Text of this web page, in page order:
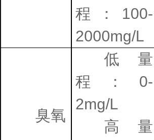
程： 100-
2000mg/L
臭氧
低量
程： 0-
2mg/L
高量